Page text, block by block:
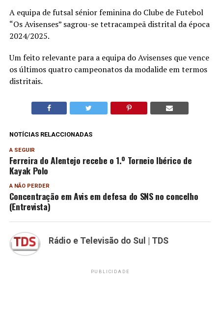
A equipa de futsal sénior feminina do Clube de Futebol
“Os Avisenses” sagrou-se tetracampeã distrital da época
2024/2025.
Um feito relevante para a equipa do Avisenses que vence
os últimos quatro campeonatos da modalide em termos
distritais.
NOTÍCIAS RELACCIONADAS
A SEGUIR
Ferreira do Alentejo recebe o 1.º Torneio Ibérico de
Kayak Polo
A NÃO PERDER
Concentração em Avis em defesa do SNS no concelho
(Entrevista)
Rádio e Televisão do Sul | TDS
PUBLICIDADE